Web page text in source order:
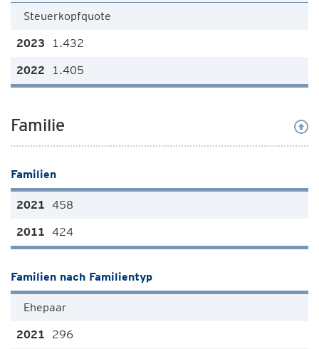
Steuerkopfquote
1.432
1.405
Familie
Familien
458
424
Familien nach Familientyp
Ehepaar
296